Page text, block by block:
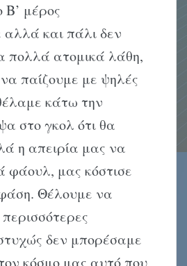
B’ μέρος
αλλά και πάλι δεν
πολλά ατομικά λάθη,
παίζουμε με ψηλές
κάτω την
στο γκολ ότι θα
η απειρία μας να
φάουλ, μας κόστισε
Θέλουμε να
δεν μπορέσαμε